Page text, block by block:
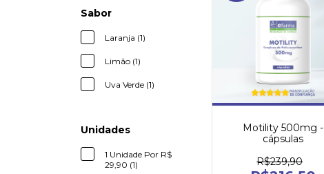
Sabor
Laranja (1)
Limão (1)
Uva Verde (1)
Unidades
1 Unidade Por R$
29,90 (1)
Motility 500mg -
cápsulas
R$239,90